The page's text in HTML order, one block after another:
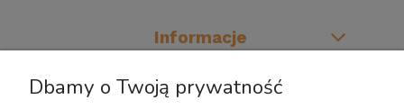
Informacje
Dostawa i płatność
Dbamy o Twoją prywatność